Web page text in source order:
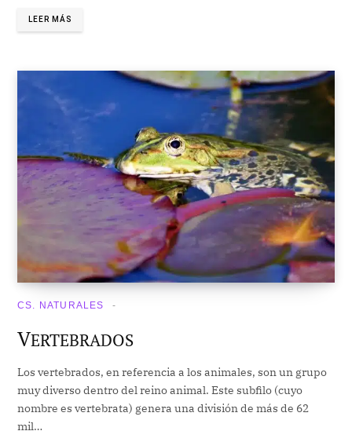
LEER MÁS
CS. NATURALES
VERTEBRADOS
Los vertebrados, en referencia a los animales, son un grupo
muy diverso dentro del reino animal. Este subfilo (cuyo
nombre es vertebrata) genera una división de más de 62
mil…